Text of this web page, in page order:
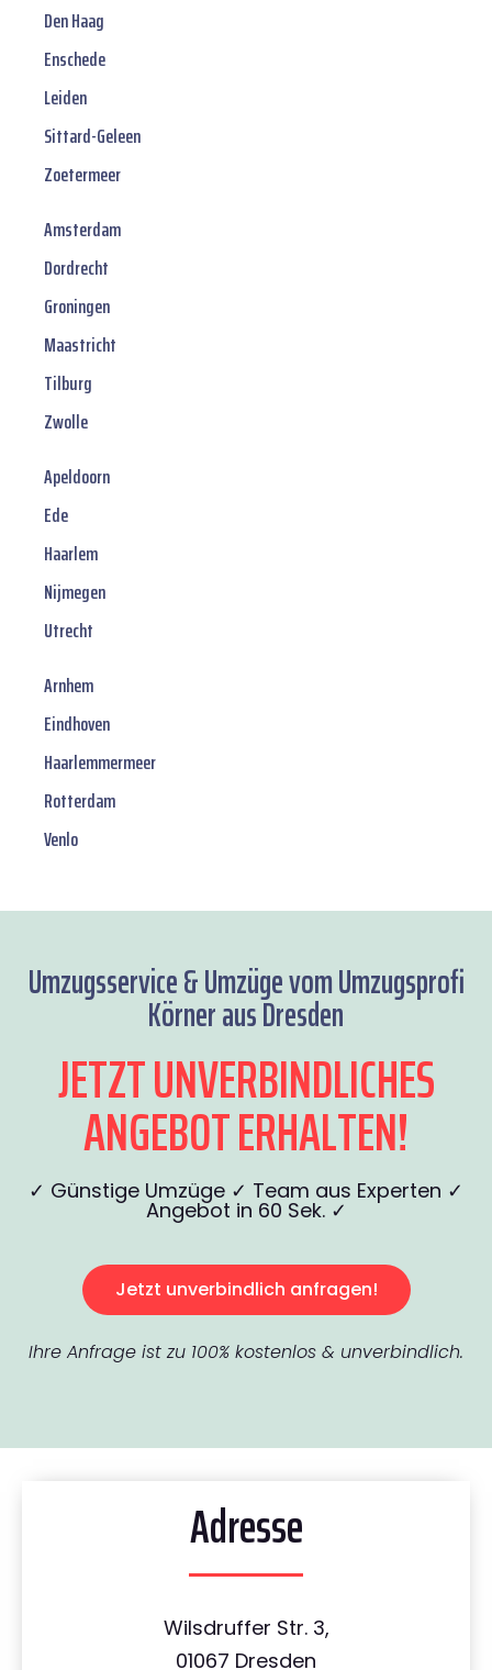
Den Haag
Enschede
Leiden
Sittard-Geleen
Zoetermeer
Amsterdam
Dordrecht
Groningen
Maastricht
Tilburg
Zwolle
Apeldoorn
Ede
Haarlem
Nijmegen
Utrecht
Arnhem
Eindhoven
Haarlemmermeer
Rotterdam
Venlo
Umzugsservice & Umzüge vom Umzugsprofi
Körner aus Dresden
JETZT UNVERBINDLICHES
ANGEBOT ERHALTEN!
✓ Günstige Umzüge ✓ Team aus Experten ✓
Angebot in 60 Sek. ✓
Jetzt unverbindlich anfragen!
Ihre Anfrage ist zu 100% kostenlos & unverbindlich.
Adresse
Wilsdruffer Str. 3,
01067 Dresden